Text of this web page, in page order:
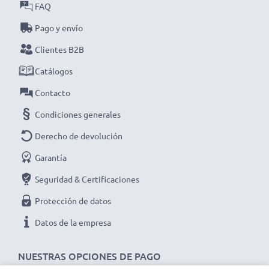
Elige CELLONIC y no te la juegues con la calidad,
¡haz tu pedido!
NUESTRAS OPCIONES DE PAGO
FAQ
Pago y envío
Clientes B2B
Catálogos
Contacto
Condiciones generales
Derecho de devolución
Garantía
Seguridad & Certificaciones
Protección de datos
Datos de la empresa